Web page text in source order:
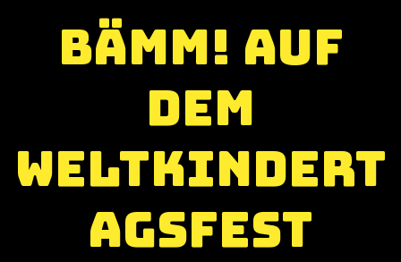
BÄMM! auf
dem
Weltkindert
agsfest